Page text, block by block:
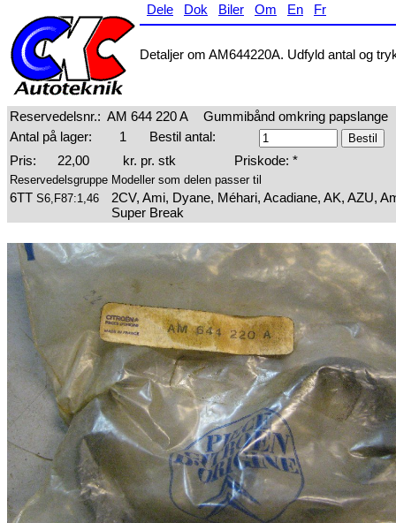
Dele Dok Biler Om En Fr
Detaljer om AM644220A. Udfyld antal og
Reservedelsnr.: AM 644 220 A
Gummibånd omkring papslange
Antal på lager:
1
Bestil antal:
Pris:
22,00 kr. pr. stk Priskode: *
Reservedelsgruppe Modeller som delen passer til
6TT S6,F87:1,46
2CV, Ami, Dyane, Méhari, Acadiane, AK, AZU,
Super Break